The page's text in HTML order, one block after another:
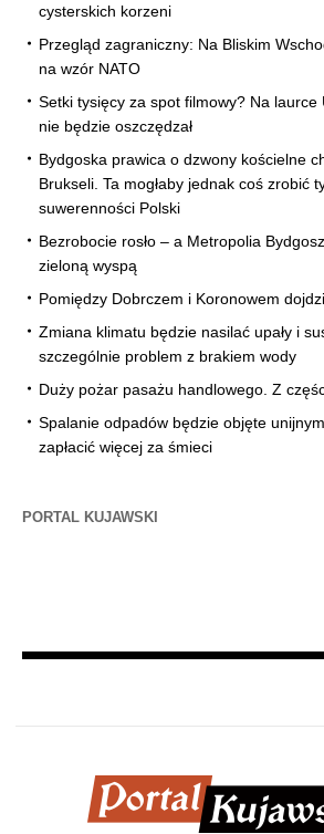
cysterskich korzeni
Przegląd zagraniczny: Na Bliskim
na wzór NATO
Setki tysięcy za spot filmowy? Na laurce
nie będzie oszczędzał
Bydgoska prawica o dzwony kościelne
Brukseli. Ta mogłaby jednak coś zrobić
suwerenności Polski
Bezrobocie rosło – a Metropolia
zieloną wyspą
Pomiędzy Dobrczem i Koronowem
Zmiana klimatu będzie nasilać upały i
szczególnie problem z brakiem wody
Duży pożar pasażu handlowego. Z
Spalanie odpadów będzie objęte
zapłacić więcej za śmieci
PORTAL KUJAWSKI